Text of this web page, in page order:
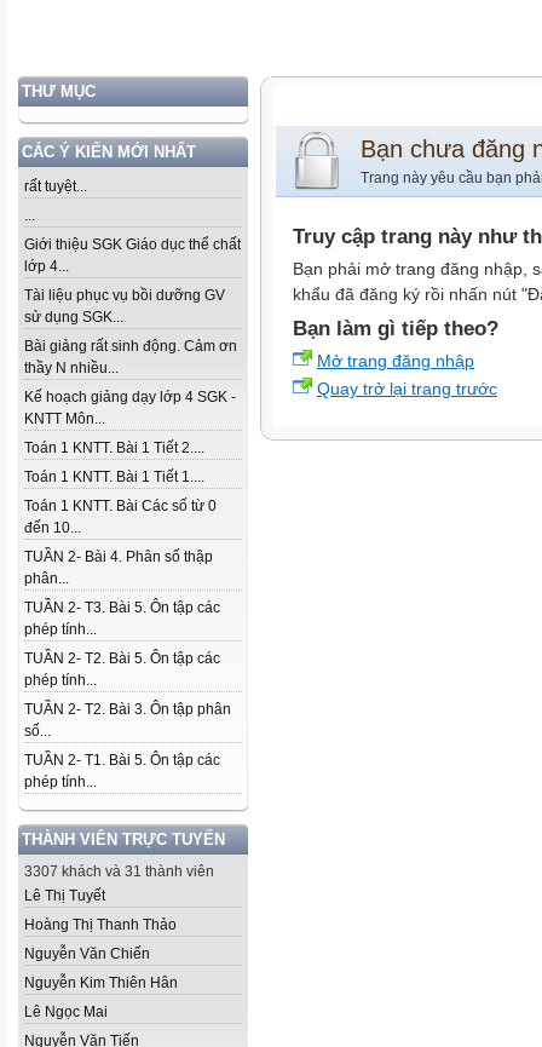
THƯ MỤC
CÁC Ý KIẾN MỚI NHẤT
rất tuyệt...
...
Giới thiệu SGK Giáo dục thể chất
lớp 4...
Tài liệu phục vụ bồi dưỡng GV
sử dụng SGK...
Bài giảng rất sinh động. Cảm ơn
thầy N nhiều...
Kế hoạch giảng dạy lớp 4 SGK -
KNTT Môn...
Toán 1 KNTT. Bài 1 Tiết 2....
Toán 1 KNTT. Bài 1 Tiết 1....
Toán 1 KNTT. Bài Các số từ 0
đến 10...
TUẦN 2- Bài 4. Phân số thập
phân...
TUẦN 2- T3. Bài 5. Ôn tập các
phép tính...
TUẦN 2- T2. Bài 5. Ôn tập các
phép tính...
TUẦN 2- T2. Bài 3. Ôn tập phân
số...
TUẦN 2- T1. Bài 5. Ôn tập các
phép tính...
THÀNH VIÊN TRỰC TUYẾN
3307 khách và 31 thành viên
Lê Thị Tuyết
Hoàng Thị Thanh Thảo
Nguyễn Văn Chiến
Nguyễn Kim Thiên Hân
Lê Ngọc Mai
Nguyễn Văn Tiến
Bạn chưa đăng
Trang này yêu cầu bạn
Truy cập trang này như
Bạn phải mở trang đăng nhập,
khẩu đã đăng ký rồi nhấn nút
Bạn làm gì tiếp theo?
Mở trang đăng nhập
Quay trở lại trang trước